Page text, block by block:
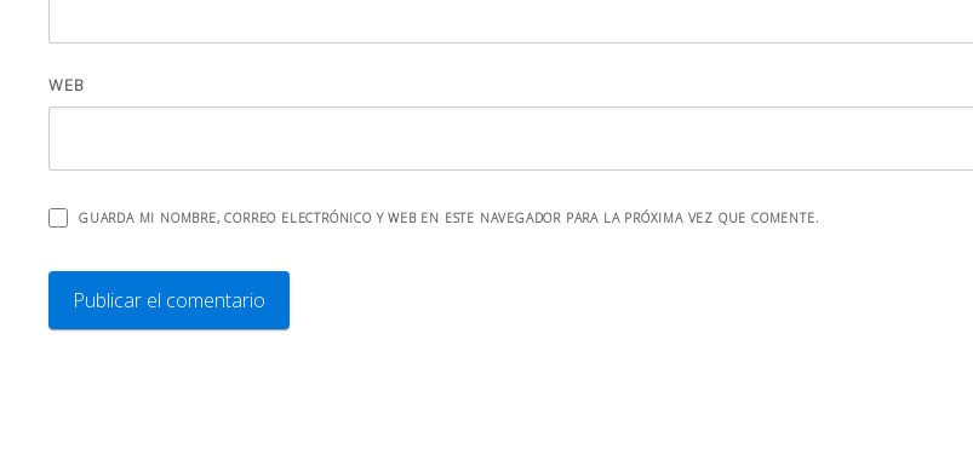
WEB
GUARDA MI NOMBRE, CORREO ELECTRÓNICO Y WEB EN ESTE NAVEGADOR PARA LA PRÓXIMA VEZ QUE COMENTE.